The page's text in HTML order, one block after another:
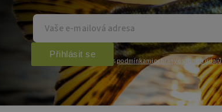
Vložením e-mailu souhlasíte spodmínkami ochrany osobních údajů
Přihlásit se